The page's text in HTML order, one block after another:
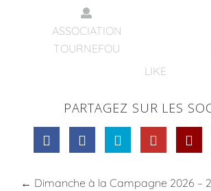
ASSOCIATION
TOURNEFOU
LIKE
PARTAGEZ SUR LES
← Dimanche à la Campagne 2026 –